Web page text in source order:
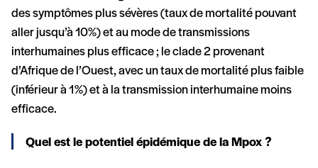
des symptômes plus sévères (taux de mortalité pouvant
aller jusqu’à 10%) et au mode de transmissions
interhumaines plus efficace ; le clade 2 provenant
d’Afrique de l’Ouest, avec un taux de mortalité plus faible
(inférieur à 1%) et à la transmission interhumaine moins
efficace.
Quel est le potentiel épidémique de la Mpox ?